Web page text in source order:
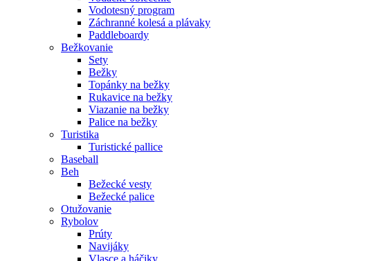
Vodotesný program
Záchranné kolesá a plávaky
Paddleboardy
Bežkovanie
Sety
Bežky
Topánky na bežky
Rukavice na bežky
Viazanie na bežky
Palice na bežky
Turistika
Turistické pallice
Baseball
Beh
Bežecké vesty
Bežecké palice
Otužovanie
Rybolov
Prúty
Navijáky
Vlasce a háčiky